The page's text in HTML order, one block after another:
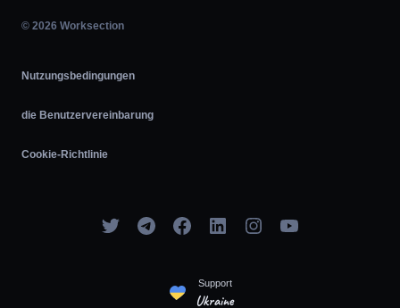
Agile
© 2026 Worksection
Nutzungsbedingungen
die Benutzervereinbarung
Cookie-Richtlinie
Support
Ukraine